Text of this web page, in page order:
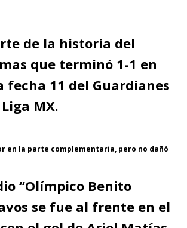
de la historia del
que terminó 1-1 en
fecha 11 del Guardianes
MX.
en la parte complementaria, pero no dañó
“Olímpico Benito
se fue al frente en el